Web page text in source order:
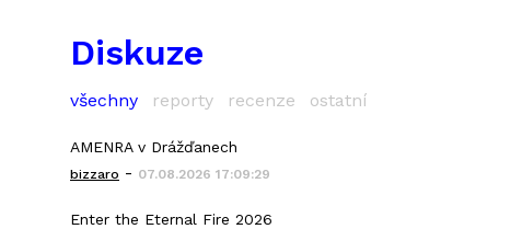
Diskuze
všechny reporty recenze ostatní
AMENRA v Drážďanech
bizzaro - 07.08.2026 17:09:29
Enter the Eternal Fire 2026